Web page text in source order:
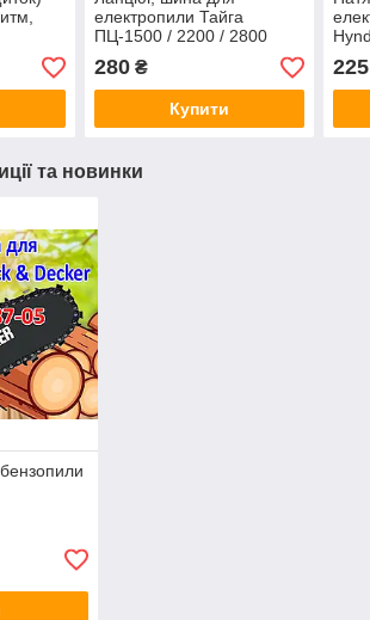
електропили Тайга
ПЦ-1500 / 2200 / 2800
280₴
Купити
225
та новинки